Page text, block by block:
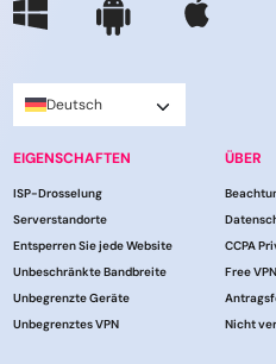
Deutsch
EIGENSCHAFTEN
ISP-Drosselung
Serverstandorte
Entsperren Sie jede Website
Unbeschränkte Bandbreite
Unbegrenzte Geräte
Unbegrenztes VPN
ÜBER
CCPA
Free
Nicht